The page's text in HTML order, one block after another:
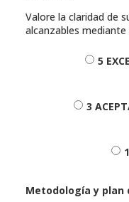
Valore la claridad de
alcanzables
5
3
Metodología y plan